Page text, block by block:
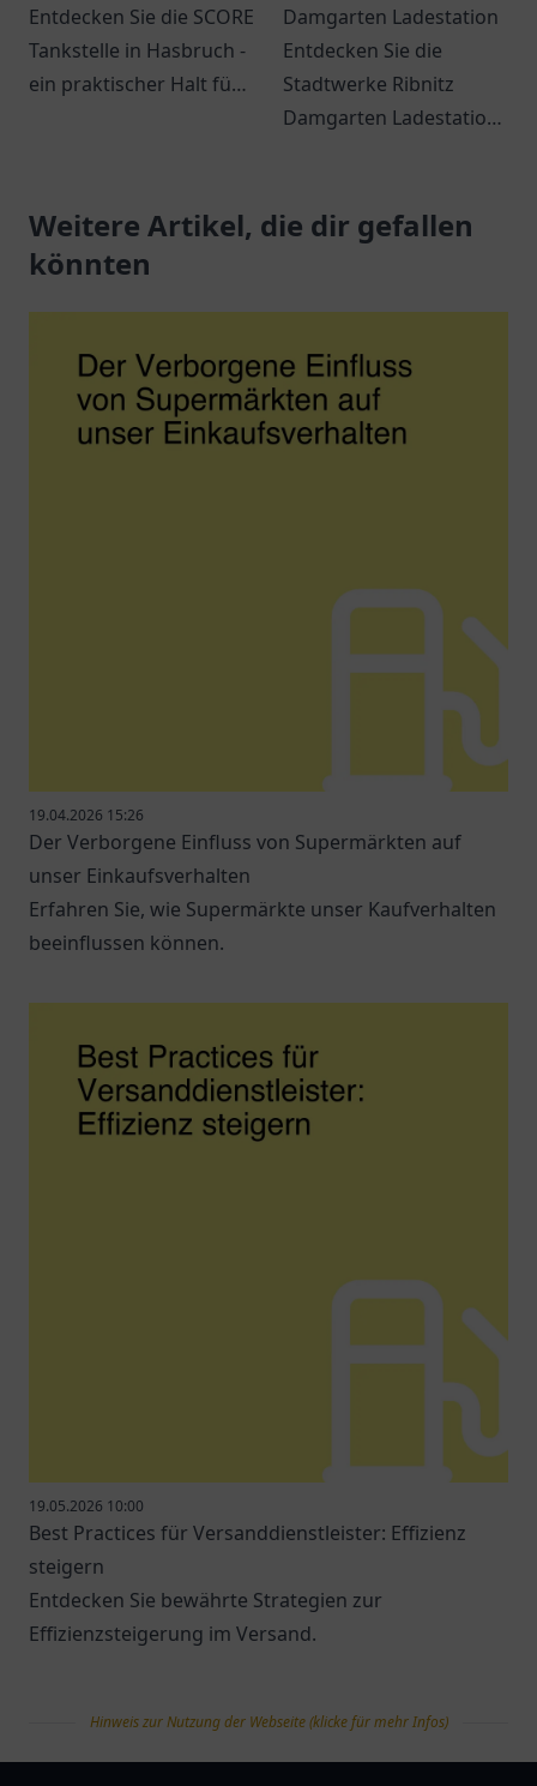
Entdecken Sie die SCORE
Tankstelle in Hasbruch -
ein praktischer Halt für
Damgarten Ladestation
Entdecken Sie die
Stadtwerke Ribnitz
Damgarten Ladestation
Ladestation für
Elektrofahrzeuge in
Weitere Artikel, die dir gefallen
könnten
19.04.2026 15:26
Der Verborgene Einfluss von Supermärkten auf
unser Einkaufsverhalten
Erfahren Sie, wie Supermärkte unser Kaufverhalten
beeinflussen können.
19.05.2026 10:00
Best Practices für Versanddienstleister: Effizienz
steigern
Entdecken Sie bewährte Strategien zur
Effizienzsteigerung im Versand.
Hinweis zur Nutzung der Webseite (klicke für mehr Infos)